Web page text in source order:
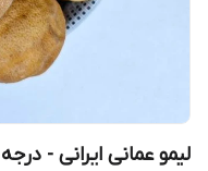
لیمو عمانی ایرانی - درجه یک